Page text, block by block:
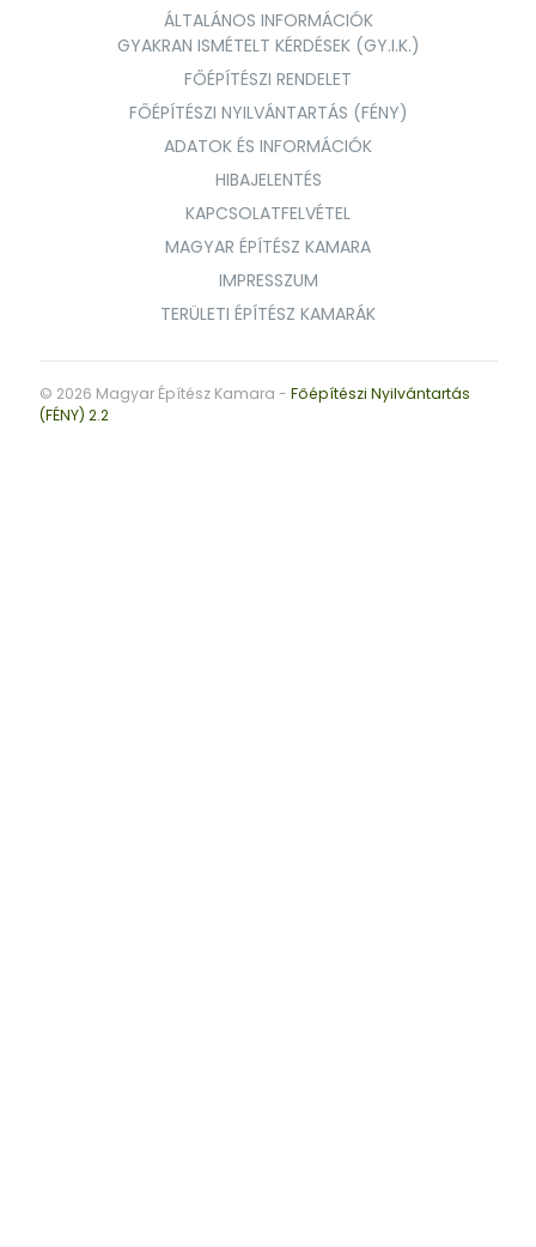
ÁLTALÁNOS INFORMÁCIÓK
GYAKRAN ISMÉTELT KÉRDÉSEK (GY.I.K.)
FŐÉPÍTÉSZI RENDELET
FŐÉPÍTÉSZI NYILVÁNTARTÁS (FÉNY)
ADATOK ÉS INFORMÁCIÓK
HIBAJELENTÉS
KAPCSOLATFELVÉTEL
MAGYAR ÉPÍTÉSZ KAMARA
IMPRESSZUM
TERÜLETI ÉPÍTÉSZ KAMARÁK
© 2026 Magyar Építész Kamara - Főépítészi Nyilvántartás
(FÉNY) 2.2